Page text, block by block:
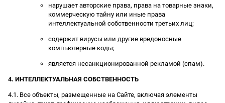
нарушает авторские права, права на товарные знаки,
коммерческую тайну или иные права
интеллектуальной собственности третьих лиц;
содержит вирусы или другие вредоносные
компьютерные коды;
является несанкционированной рекламой (спам).
4. ИНТЕЛЛЕКТУАЛЬНАЯ СОБСТВЕННОСТЬ
4.1. Все объекты, размещенные на Сайте, включая элементы